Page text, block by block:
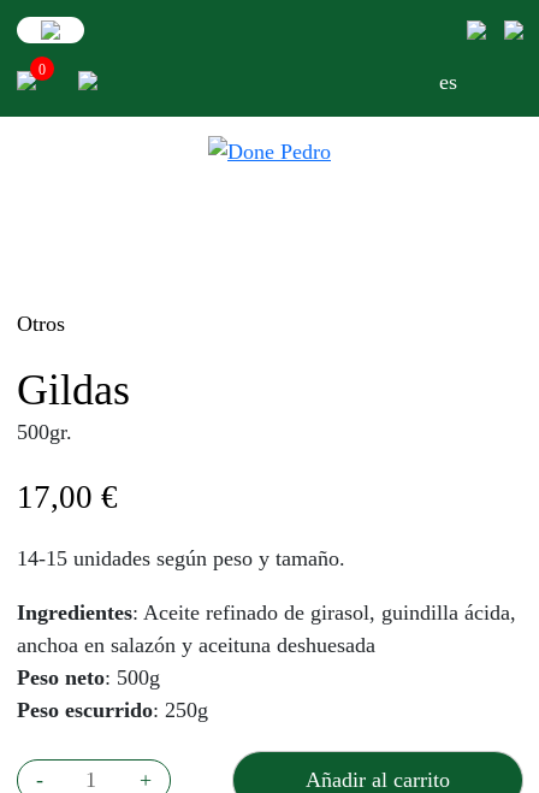
Skip
content
0 es
Otros
Gildas
500gr.
17,00 €
14-15 unidades según peso y tamaño.
Ingredientes: Aceite refinado de girasol, guindilla ácida,
anchoa en salazón y aceituna deshuesada
Peso neto: 500g
Peso escurrido: 250g
-
Gildas
+ Añadir al carrito